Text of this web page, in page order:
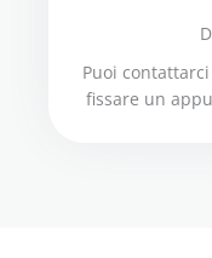
Puoi
fissare un